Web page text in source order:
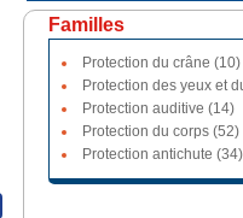
Familles
Protection du crâne (10)
Protection des yeux et
Protection auditive (14)
Protection du corps (52)
Protection antichute (34)